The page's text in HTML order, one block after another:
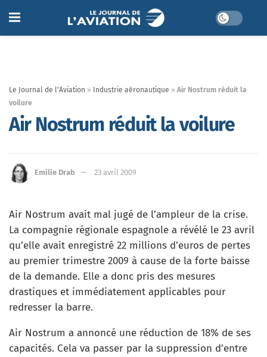
Le Journal de l'Aviation » Industrie aéronautique » Air Nostrum réduit la
voilure
Air Nostrum réduit la voilure
Emilie Drab 23 avril 2009
Air Nostrum avait mal jugé de l’ampleur de la crise.
La compagnie régionale espagnole a révélé le 23 avril
qu’elle avait enregistré 22 millions d’euros de pertes
au premier trimestre 2009 à cause de la forte baisse
de la demande. Elle a donc pris des mesures
drastiques et immédiatement applicables pour
redresser la barre.
Air Nostrum a annoncé une réduction de 18% de ses
capacités. Cela va passer par la suppression d’entre